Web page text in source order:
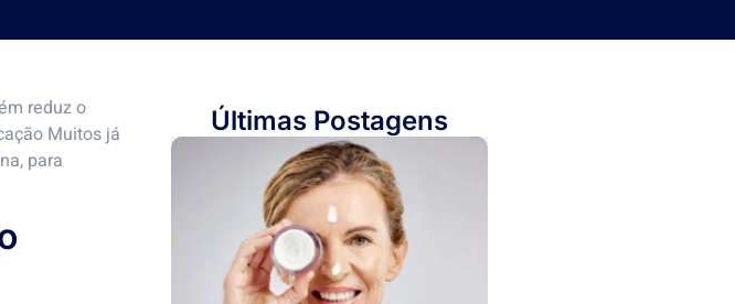
reduz o
Muitos já
para
Últimas Postagens